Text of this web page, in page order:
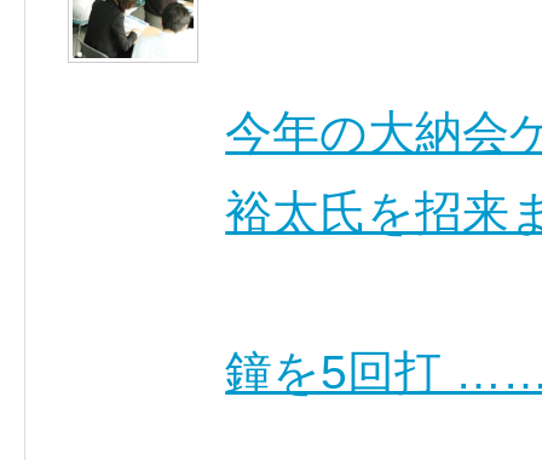
今年の大納会
裕太氏を招来
鐘を5回打